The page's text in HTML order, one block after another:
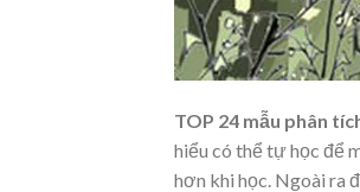
TOP 24 mẫu phân
hiểu có thể tự học để
hơn khi học. Ngoài ra